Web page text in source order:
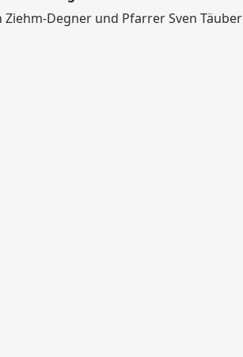
Degner und Pfarrer Sven Täuber